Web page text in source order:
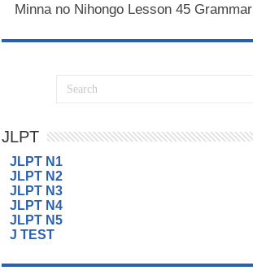
Minna no Nihongo Lesson 45 Grammar
JLPT
JLPT N1
JLPT N2
JLPT N3
JLPT N4
JLPT N5
J TEST